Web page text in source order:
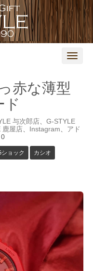
N
o
n
赤な薄型
ド
与次郎店
G-STYLE
鹿屋店 Instagram
アド
0
ショック カシオ